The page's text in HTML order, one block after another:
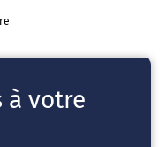
à votre